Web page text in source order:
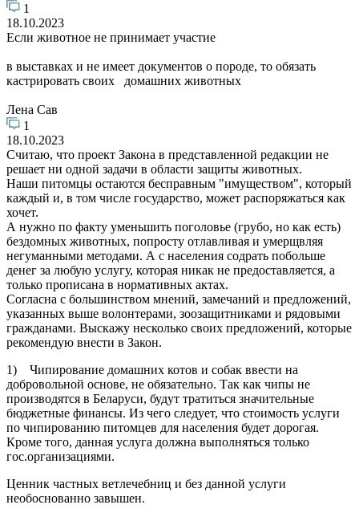
1
18.10.2023
Если животное не принимает участие
в выставках и не имеет документов о породе, то обязать
кастрировать своих домашних животных
Лена Сав
1
18.10.2023
Считаю, что проект Закона в представленной редакции не
решает ни одной задачи в области защиты животных.
Наши питомцы остаются бесправным "имуществом", который
каждый и, в том числе государство, может распоряжаться как
хочет.
А нужно по факту уменьшить поголовье (грубо, но как есть)
бездомных животных, попросту отлавливая и умерщвляя
негуманными методами. А с населения содрать побольше
денег за любую услугу, которая никак не предоставляется, а
только прописана в нормативных актах.
Согласна с большинством мнений, замечаний и предложений,
указанных выше волонтерами, зоозащитниками и рядовыми
гражданами. Выскажу несколько своих предложений, которые
рекомендую внести в Закон.
1) Чипирование домашних котов и собак ввести на
добровольной основе, не обязательно. Так как чипы не
производятся в Беларуси, будут тратиться значительные
бюджетные финансы. Из чего следует, что стоимость услуги
по чипированию питомцев для населения будет дорогая.
Кроме того, данная услуга должна выполняться только
гос.организациями.
Ценник частных ветлечебниц и без данной услуги
необоснованно завышен.